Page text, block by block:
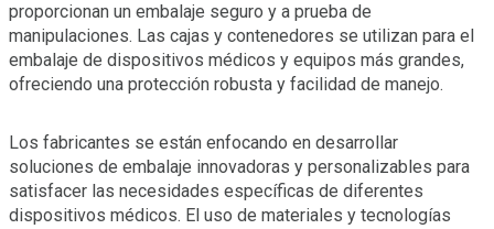
proporcionan un embalaje seguro y a prueba de
manipulaciones. Las cajas y contenedores se utilizan para el
embalaje de dispositivos médicos y equipos más grandes,
ofreciendo una protección robusta y facilidad de manejo.
Los fabricantes se están enfocando en desarrollar
soluciones de embalaje innovadoras y personalizables para
satisfacer las necesidades específicas de diferentes
dispositivos médicos. El uso de materiales y tecnologías